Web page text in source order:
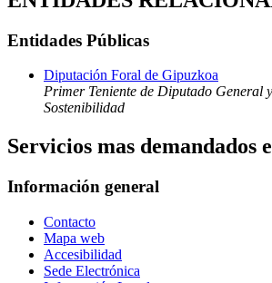
Entidades Públicas
Diputación Foral de Gipuzkoa
Primer Teniente de Diputado General
Sostenibilidad
Servicios mas demandados
Información general
Contacto
Mapa web
Accesibilidad
Sede Electrónica